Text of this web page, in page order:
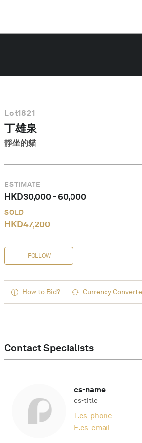
Lot1821
丁雄泉
靜坐的貓
ESTIMATE
HKD30,000-60,000
SOLD
HKD47,200
FOLLOW
How to Bid? Currency
Contact Specialists
cs-name
cs-title
T.cs-phone
E.cs-email